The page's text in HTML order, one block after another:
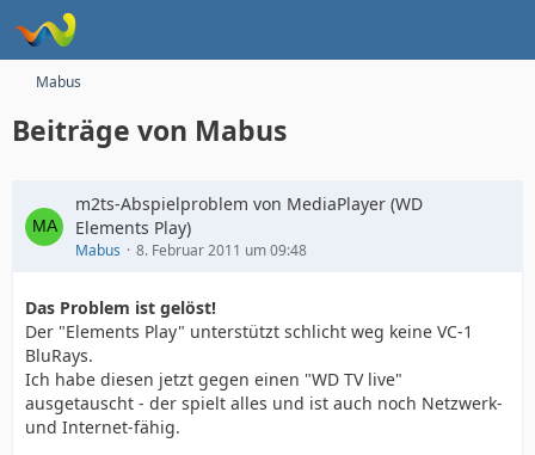
Mabus
Beiträge von Mabus
m2ts-Abspielproblem von MediaPlayer (WD
Elements Play)
Mabus 8. Februar 2011 um 09:48
Das Problem ist gelöst!
Der "Elements Play" unterstützt schlicht weg keine VC-1
BluRays.
Ich habe diesen jetzt gegen einen "WD TV live"
ausgetauscht - der spielt alles und ist auch noch Netzwerk-
und Internet-fähig.